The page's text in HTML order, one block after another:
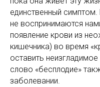
единственный
не воспринимаются
появление крови из
кишечника) во время
оставить
слово «бесплодие»
заболевании.